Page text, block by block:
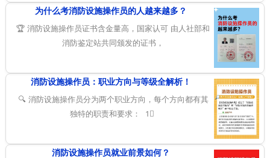
为什么考消防设施操作员的人越来越多？
🏆 消防设施操作员证书含金量高，国家认可 由人社部和
消防鉴定站共同颁发的证书，
消防设施操作员：职业方向与等级全解析！
🔍 消防设施操作员分为两个职业方向，每个方向都有其
独特的职责和要求： 1⃣
消防设施操作员就业前景如何？